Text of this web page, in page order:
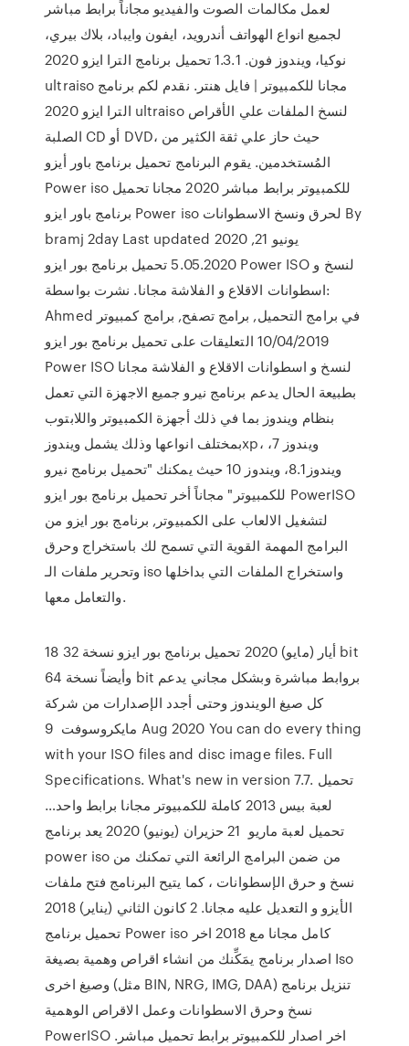
لعمل مكالمات الصوت والفيديو مجاناً برابط مباشر
لجميع انواع الهواتف أندرويد، ايفون وايباد، بلاك بيري،
نوكيا، ويندوز فون. 1.3.1 تحميل برنامج الترا ايزو 2020
ultraiso مجانا للكمبيوتر | فايل هنتر. نقدم لكم برنامج
الترا ايزو 2020 ultraiso لنسخ الملفات علي الأقراص
الصلبة CD أو DVD، حيث حاز علي ثقة الكثير من
المُستخدمين. يقوم البرنامج تحميل برنامج باور أيزو
Power iso للكمبيوتر برابط مباشر 2020 مجانا تحميل
برنامج باور ايزو Power iso لحرق ونسخ الاسطوانات By
bramj 2day Last updated يونيو 21, 2020
5.05.2020 تحميل برنامج بور ايزو Power ISO لنسخ و
اسطوانات الاقلاع و الفلاشة مجانا. نشرت بواسطة:
Ahmed في برامج التحميل, برامج تصفح, برامج كمبيوتر
10/04/2019 التعليقات على تحميل برنامج بور ايزو
Power ISO لنسخ و اسطوانات الاقلاع و الفلاشة مجانا
بطبيعة الحال يدعم برنامج نيرو جميع الاجهزة التي تعمل
بنظام ويندوز بما في ذلك أجهزة الكمبيوتر واللابتوب
بمختلف انواعها وذلك يشمل ويندوزxp، ويندوز 7،
ويندوز8.1، ويندوز 10 حيث يمكنك "تحميل برنامج نيرو
للكمبيوتر" مجاناً أخر تحميل برنامج بور ايزو PowerISO
لتشغيل الالعاب على الكمبيوتر, برنامج بور ايزو من
البرامج المهمة القوية التي تسمح لك باستخراج وحرق
وتحرير ملفات الـ iso واستخراج الملفات التي بداخلها
والتعامل معها.
18 أيار (مايو) 2020 تحميل برنامج بور ايزو نسخة 32 bit
وأيضاً نسخة 64 bit بروابط مباشرة وبشكل مجاني يدعم
كل صيغ الويندوز وحتى أجدد الإصدارات من شركة
مايكروسوفت 9 Aug 2020 You can do every thing
with your ISO files and disc image files. Full
Specifications. What's new in version 7.7. تحميل
لعبة بيس 2013 كاملة للكمبيوتر مجانا برابط واحد…
تحميل لعبة ماريو 21 حزيران (يونيو) 2020 يعد برنامج
power iso من ضمن البرامج الرائعة التي تمكنك من
نسخ و حرق الإسطوانات ، كما يتيح البرنامج فتح ملفات
الأيزو و التعديل عليه مجانا. 2 كانون الثاني (يناير) 2018
تحميل برنامج Power iso كامل مجانا مع 2018 اخر
اصدار برنامج يمَكِّنك من انشاء اقراص وهمية بصيغة Iso
وصيغ اخرى (مثل BIN, NRG, IMG, DAA) تنزيل برنامج
نسخ وحرق الاسطوانات وعمل الاقراص الوهمية
PowerISO اخر اصدار للكمبيوتر برابط تحميل مباشر.